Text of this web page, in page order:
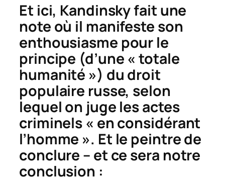
Et ici, Kandinsky fait une
note où il manifeste son
enthousiasme pour le
principe (d’une « totale
humanité ») du droit
populaire russe, selon
lequel on juge les actes
criminels « en considérant
l’homme ». Et le peintre de
conclure – et ce sera notre
conclusion :